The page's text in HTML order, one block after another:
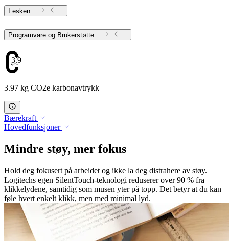
I esken
Programvare og Brukerstøtte
3.97
3.97 kg CO2e karbonavtrykk
Bærekraft
Hovedfunksjoner
Mindre støy, mer fokus
Hold deg fokusert på arbeidet og ikke la deg distrahere av støy.
Logitechs egen SilentTouch-teknologi reduserer over 90 % fra
klikkelydene, samtidig som musen yter på topp. Det betyr at du kan
føle hvert enkelt klikk, men med minimal lyd.